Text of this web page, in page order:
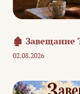
🏚️ Завещание
02.08.2026